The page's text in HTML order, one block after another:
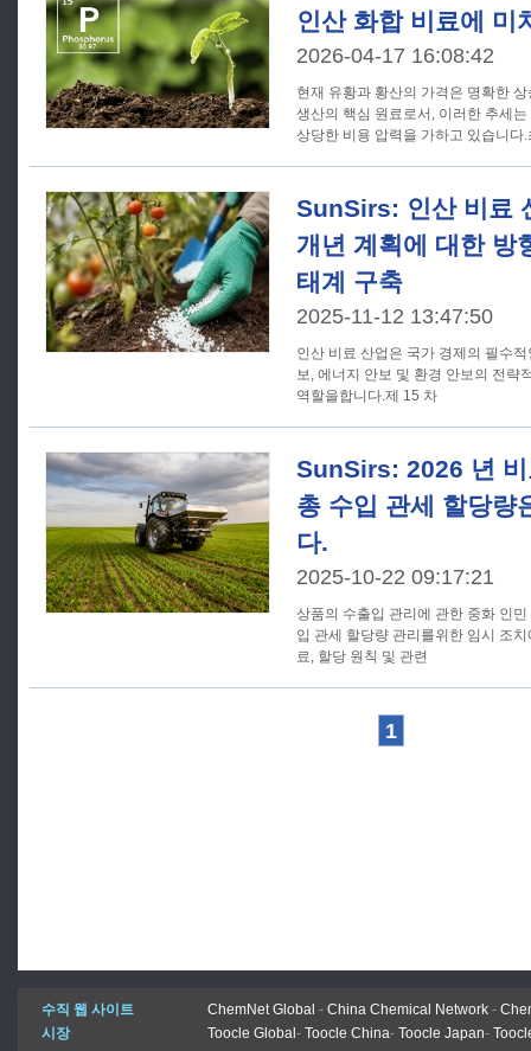
인산 화합 비료에 미
2026-04-17 16:08:42
현재 유황과 황산의 가격은 명확한
생산의 핵심 원료로서, 이러한 추세
상당한 비용 압력을 가하고 있습니다.
SunSirs: 인산 비료
개년 계획에 대한 방
태계 구축
2025-11-12 13:47:50
인산 비료 산업은 국가 경제의 필수
보, 에너지 안보 및 환경 안보의 전략
역할을합니다.제 15 차
SunSirs: 2026 년
총 수입 관세 할당량
다.
2025-10-22 09:17:21
상품의 수출입 관리에 관한 중화 인
입 관세 할당량 관리를위한 임시 조
료, 할당 원칙 및 관련
1
수직 웹 사이트 ChemNet Global - China Chemical Network -
시장
Toocle Global - Toocle China- Toocle Japan-